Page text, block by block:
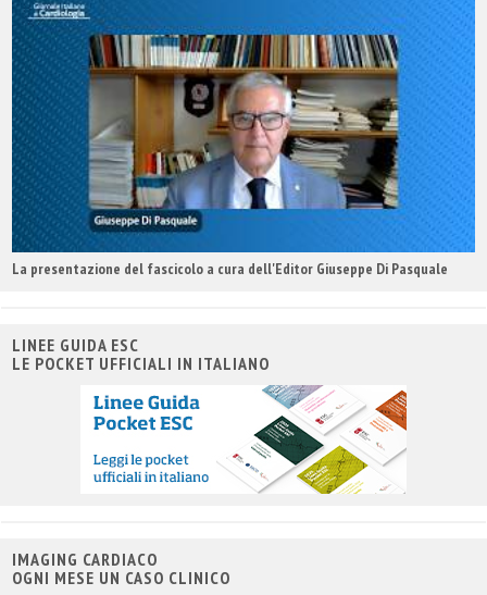
La presentazione del fascicolo a cura dell'Editor Giuseppe Di Pasquale
LINEE GUIDA ESC
LE POCKET UFFICIALI IN ITALIANO
IMAGING CARDIACO
OGNI MESE UN CASO CLINICO